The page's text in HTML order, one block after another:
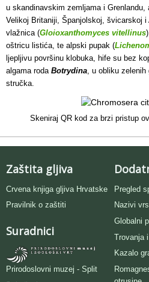
u skandinavskim zemljama i Grenlandu,
Velikoj Britaniji, Španjolskoj, švicarskoj
vlažnica (Gloioxanthomyces vitellinus
oštricu listića, te alpski pupak (
ljepljivu površinu klobuka, hife su bez
algama roda Botrydina, u obliku zelenih
stručka.
Skeniraj QR kod za brzi pristup
Zaštita gljiva
Crvena knjiga gljiva Hrvatske
Pravilnik o zaštiti
Suradnici
Prirodoslovni muzej - Split
Pregled
Nazivi
Globalni
Trovanja
Kazalo